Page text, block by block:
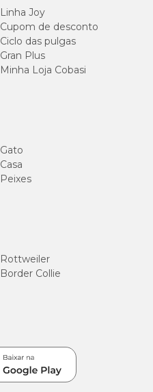
Linha Joy
Cupom de desconto
Ciclo das pulgas
Gran Plus
Minha Loja Cobasi
Gato
Casa
Peixes
Rottweiler
Border Collie